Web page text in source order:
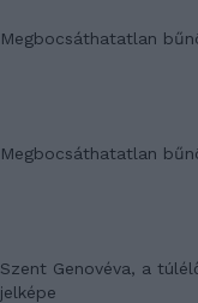
Megbocsáthatatlan
Megbocsáthatatlan
Szent Genovéva, a
jelképe